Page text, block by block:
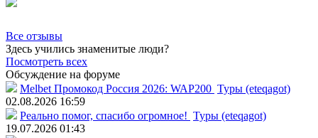
Все отзывы
Здесь учились знаменитые люди?
Посмотреть всех
Обсуждение на форуме
Melbet Промокод Россия 2026: WAP200 Туры (eteqagot)
02.08.2026 16:59
Реально помог, спасибо огромное! Туры (eteqagot)
19.07.2026 01:43